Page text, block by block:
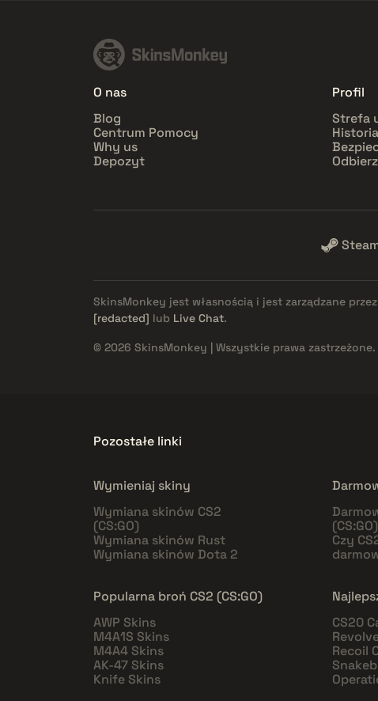
O nas
Blog
Centrum Pomocy
Why us
Depozyt
Profil
Strefa
SkinsMonkey jest własnością i jest zarządzane przez
[redacted] lub Live Chat.
© 2026 SkinsMonkey | Wszystkie prawa zastrzeżone.
Pozostałe linki
Wymieniaj skiny
Wymiana skinów CS2
(CS:GO)
Wymiana skinów Rust
Wymiana skinów Dota 2
(CS:GO)
Czy
Popularna broń CS2 (CS:GO)
AWP Skins
M4A1S Skins
M4A4 Skins
AK-47 Skins
Knife Skins
CS20
Recoil